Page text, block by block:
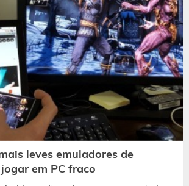
leves emuladores de
em PC fraco